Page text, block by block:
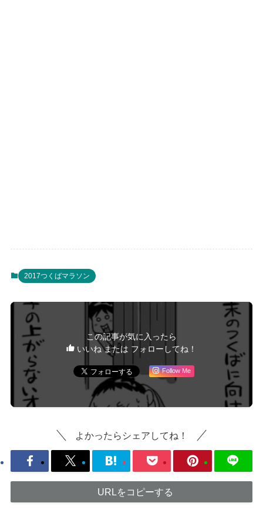
2017つくばマラソン
この記事が気に入ったら
いいね または フォローしてね！
Follow Me
よかったらシェアしてね！
URLをコピーする